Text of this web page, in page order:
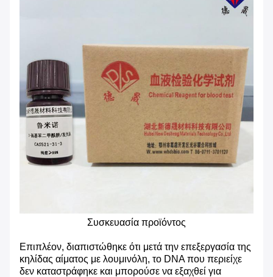
Συσκευασία προϊόντος
Επιπλέον, διαπιστώθηκε ότι μετά την επεξεργασία της
κηλίδας αίματος με λουμινόλη, το DNA που περιείχε
δεν καταστράφηκε και μπορούσε να εξαχθεί για